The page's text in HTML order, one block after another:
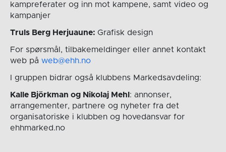
kampreferater og inn mot kampene, samt video og
kampanjer
Truls Berg Herjuaune: Grafisk design
For spørsmål, tilbakemeldinger eller annet kontakt
web på web@ehh.no
I gruppen bidrar også klubbens Markedsavdeling:
Kalle Björkman og Nikolaj Mehl : annonser,
arrangementer, partnere og nyheter fra det
organisatoriske i klubben og hovedansvar for
ehhmarked.no